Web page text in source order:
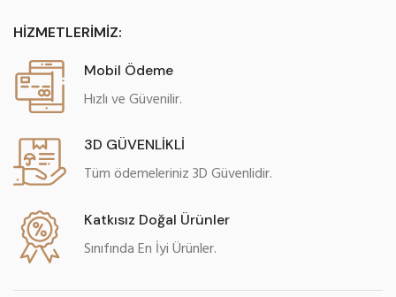
HİZMETLERİMİZ:
Mobil Ödeme
Hızlı ve Güvenilir.
3D GÜVENLİKLİ
Tüm ödemeleriniz 3D Güvenlidir.
Katkısız Doğal Ürünler
Sınıfında En İyi Ürünler.